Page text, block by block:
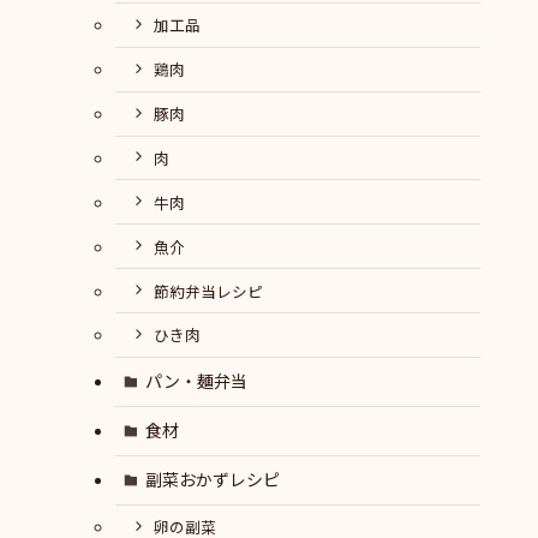
加工品
鶏肉
豚肉
肉
牛肉
魚介
節約弁当レシピ
ひき肉
パン・麺弁当
食材
副菜おかずレシピ
卵の副菜